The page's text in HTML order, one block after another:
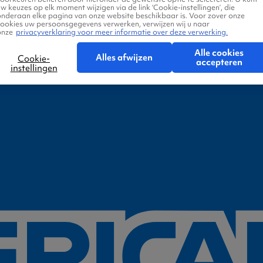
keuzes op elk moment wijzigen via de link ‘Cookie-instellingen’, die
elke pagina van onze website beschikbaar is. Voor zover onze
uw persoonsgegevens verwerken, verwijzen wij u naar
privacyverklaring voor meer informatie over deze verwerking.
Cookie-
instellingen
Alles afwijzen
Alle cookies
accepteren